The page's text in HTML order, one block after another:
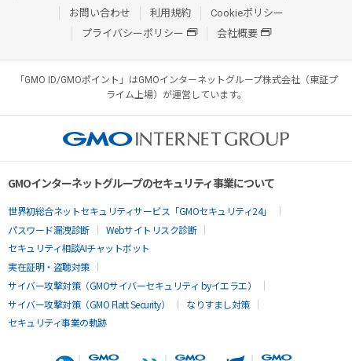
お問い合わせ
利用規約
Cookieポリシー
プライバシーポリシー
会社概要
「GMO ID/GMOポイント」はGMOインターネットグループ株式会社（東証プ
ライム上場）が運営しています。
GMOインターネットグループのセキュリティ事業について
世界初総合ネットセキュリティサービス「GMOセキュリティ24」
パスワード漏洩診断
Webサイトリスク診断
セキュリティ相談AIチャットボット
実在証明・盗聴対策
サイバー攻撃対策（GMOサイバーセキュリティ byイエラエ）
サイバー攻撃対策（GMO Flatt Security）
なりすまし対策
セキュリティ事業の軌跡